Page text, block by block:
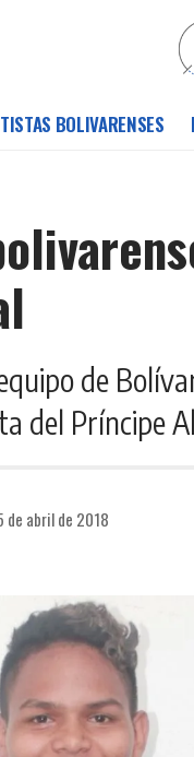
BOLIVARENSES
de
del Príncipe
de abril de 2018